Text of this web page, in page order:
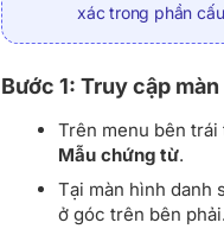
xác trong phần
Bước 1: Truy cập
Trên menu bên
Mẫu chứng từ.
Tại màn hình danh
ở góc trên bên phải.